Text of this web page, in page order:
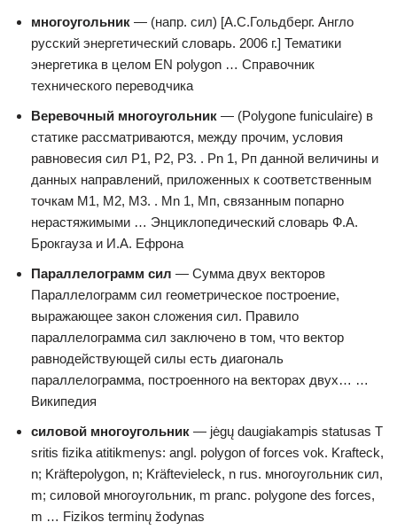
многоугольник — (напр. сил) [А.С.Гольдберг. Англо
русский энергетический словарь. 2006 г.] Тематики
энергетика в целом EN polygon … Справочник
технического переводчика
Веревочный многоугольник — (Polygone funiculaire) в
статике рассматриваются, между прочим, условия
равновесия сил P1, Р2, Р3. . Pn 1, Рп данной величины и
данных направлений, приложенных к соответственным
точкам M1, М2, М3. . Mn 1, Мп, связанным попарно
нерастяжимыми … Энциклопедический словарь Ф.А.
Брокгауза и И.А. Ефрона
Параллелограмм сил — Сумма двух векторов
Параллелограмм сил геометрическое построение,
выражающее закон сложения сил. Правило
параллелограмма сил заключено в том, что вектор
равнодействующей силы есть диагональ
параллелограмма, построенного на векторах двух… …
Википедия
силовой многоугольник — jėgų daugiakampis statusas T
sritis fizika atitikmenys: angl. polygon of forces vok. Krafteck,
n; Kräftepolygon, n; Kräftevieleck, n rus. многоугольник сил,
m; силовой многоугольник, m pranc. polygone des forces,
m … Fizikos terminų žodynas